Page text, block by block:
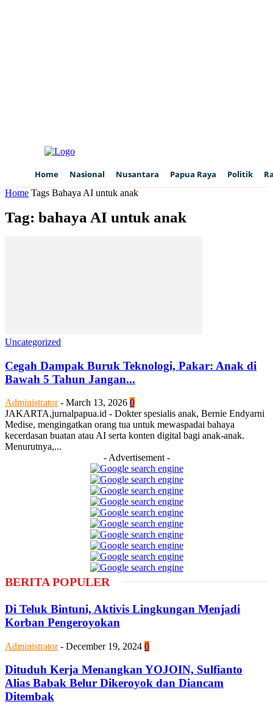
Home Nasional Nusantara Papua Raya Politik
Home Tags Bahaya AI untuk anak
Tag: bahaya AI untuk anak
Uncategorized
Cegah Dampak Buruk Teknologi, Pakar: Anak di
Bawah 5 Tahun Jangan...
Administrator - March 13, 2026 0
JAKARTA,jurnalpapua.id - Dokter spesialis anak, Bernie Endyarni
Medise, mengingatkan orang tua untuk mewaspadai bahaya
kecerdasan buatan atau AI serta konten digital bagi anak-anak.
Menurutnya,...
- Advertisement -
BERITA POPULER
Di Teluk Bintuni, Aktivis Lingkungan Menjadi
Korban Pengeroyokan
Administrator - December 19, 2024 0
Dituduh Kerja Menangkan YOJOIN, Sulfianto
Alias Babak Belur Dikeroyok dan Diancam
Ditembak